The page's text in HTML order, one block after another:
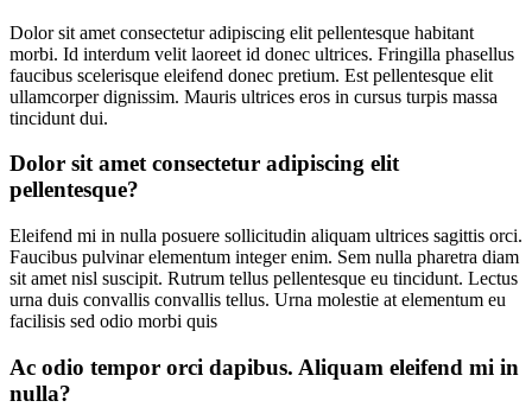
Dolor sit amet consectetur adipiscing elit pellentesque habitant
morbi. Id interdum velit laoreet id donec ultrices. Fringilla phasellus
faucibus scelerisque eleifend donec pretium. Est pellentesque elit
ullamcorper dignissim. Mauris ultrices eros in cursus turpis massa
tincidunt dui.
Dolor sit amet consectetur adipiscing elit
pellentesque?
Eleifend mi in nulla posuere sollicitudin aliquam ultrices sagittis orci.
Faucibus pulvinar elementum integer enim. Sem nulla pharetra diam
sit amet nisl suscipit. Rutrum tellus pellentesque eu tincidunt. Lectus
urna duis convallis convallis tellus. Urna molestie at elementum eu
facilisis sed odio morbi quis
Ac odio tempor orci dapibus. Aliquam eleifend mi in
nulla?